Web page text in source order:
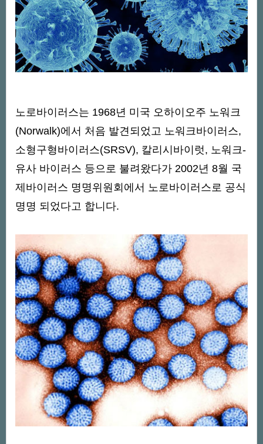
노로바이러스는 1968년 미국 오하이오주 노워크
(Norwalk)에서 처음 발견되었고 노워크바이러스,
소형구형바이러스(SRSV), 칼리시바이럿, 노워크-
유사 바이러스 등으로 불려왔다가 2002년 8월 국
제바이러스 명명위원회에서 노로바이러스로 공식
명명 되었다고 합니다.